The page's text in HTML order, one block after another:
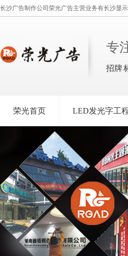
长沙广告制作公司荣光广告主营业务有长沙显
专
招牌
荣光首页 LED发光字工